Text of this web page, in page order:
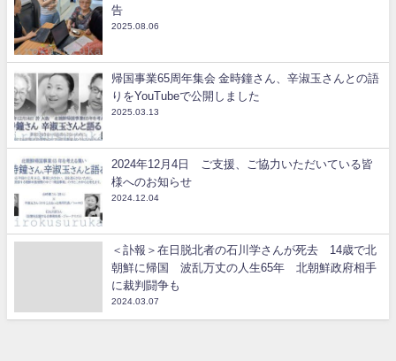
告
2025.08.06
帰国事業65周年集会 金時鐘さん、辛淑玉さんとの語
りをYouTubeで公開しました
2025.03.13
2024年12月4日 ご支援、ご協力いただいている皆
様へのお知らせ
2024.12.04
＜訃報＞在日脱北者の石川学さんが死去 14歳で北
朝鮮に帰国 波乱万丈の人生65年 北朝鮮政府相手
に裁判闘争も
2024.03.07